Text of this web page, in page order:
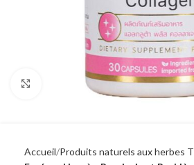
Click to enlarge
Accueil Produits naturels aux herbes